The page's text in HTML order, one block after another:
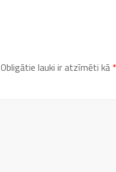
Obligātie lauki ir atzīmēti kā*